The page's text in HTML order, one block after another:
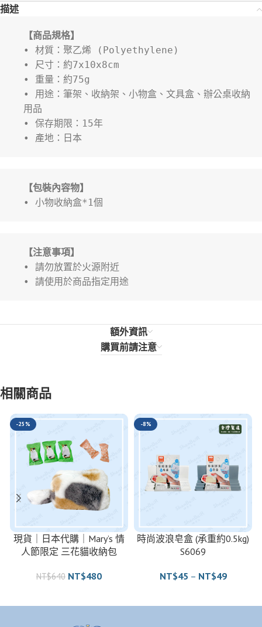
描述
【商品規格】
• 材質：聚乙烯 (Polyethylene)
• 尺寸：約7x10x8cm
• 重量：約75g
• 用途：筆架、收納架、小物盒、文具盒、辦公桌收納
用品
• 保存期限：15年
• 產地：日本
【包裝內容物】
• 小物收納盒*1個
【注意事項】
• 請勿放置於火源附近
• 請使用於商品指定用途
額外資訊
購買前請注意
相關商品
-25%
現貨｜日本代購｜Mary’s 情
人節限定 三花貓收納包
NT$640 NT$480
-8%
時尚波浪皂盒 (承重約0.5kg)
S6069
NT$45 – NT$49